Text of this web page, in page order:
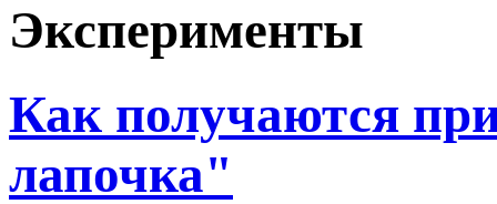
Эксперименты
Как получаются
лапочка"